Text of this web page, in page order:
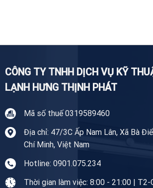
Giang
CÔNG TY TNHH DỊCH VỤ KỸ
LẠNH HƯNG THỊNH PHÁT
Mã số thuế 0319589460
Địa chỉ: 47/3C Ấp Nam Lân, Xã Bà
Chí Minh, Việt Nam
Hotline: 0901.075.234
Thời gian làm việc: 8:00 - 21:00 | T2-